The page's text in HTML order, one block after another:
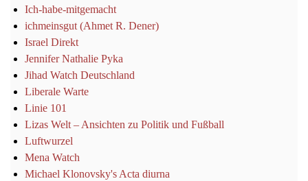
Ich-habe-mitgemacht
ichmeinsgut (Ahmet R. Dener)
Israel Direkt
Jennifer Nathalie Pyka
Jihad Watch Deutschland
Liberale Warte
Linie 101
Lizas Welt – Ansichten zu Politik und Fußball
Luftwurzel
Mena Watch
Michael Klonovsky's Acta diurna